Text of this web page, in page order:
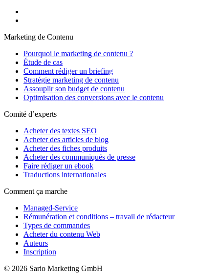
Marketing de Contenu
Pourquoi le marketing de contenu ?
Étude de cas
Comment rédiger un briefing
Stratégie marketing de contenu
Assouplir son budget de contenu
Optimisation des conversions avec le contenu
Comité d’experts
Acheter des textes SEO
Acheter des articles de blog
Acheter des fiches produits
Acheter des communiqués de presse
Faire rédiger un ebook
Traductions internationales
Comment ça marche
Managed-Service
Rémunération et conditions – travail de rédacteur
Types de commandes
Acheter du contenu Web
Auteurs
Inscription
© 2026 Sario Marketing GmbH